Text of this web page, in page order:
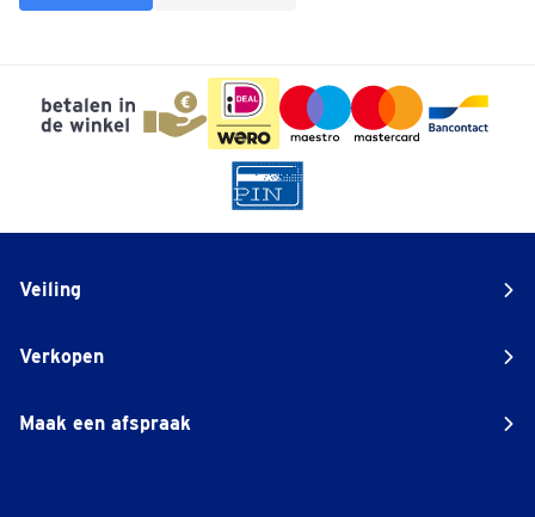
Veiling
Verkopen
Maak een afspraak